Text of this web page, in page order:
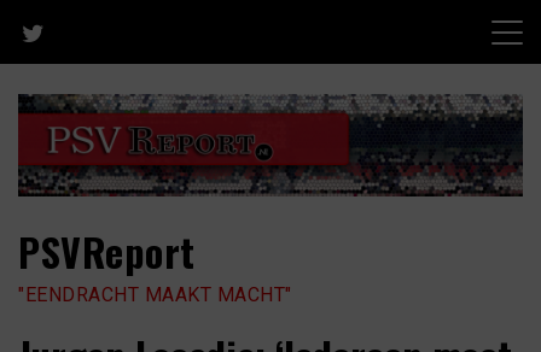
content
PSVReport
"EENDRACHT MAAKT MACHT"